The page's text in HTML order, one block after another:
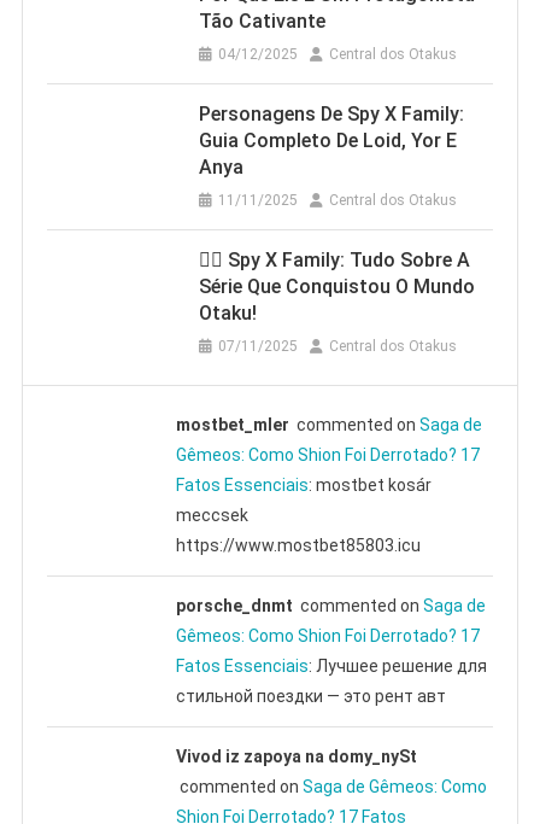
Tão Cativante
04/12/2025 Central dos Otakus
Personagens De Spy X Family:
Guia Completo De Loid, Yor E
Anya
11/11/2025 Central dos Otakus
🕵️‍♂️ Spy X Family: Tudo Sobre A
Série Que Conquistou O Mundo
Otaku!
07/11/2025 Central dos Otakus
mostbet_mler commented onSaga de
Gêmeos: Como Shion Foi Derrotado? 17
Fatos Essenciais: mostbet kosár
meccsek
https://www.mostbet85803.icu
porsche_dnmt commented onSaga de
Gêmeos: Como Shion Foi Derrotado? 17
Fatos Essenciais: Лучшее решение для
стильной поездки — это рент авт
Vivod iz zapoya na domy_nySt
commented onSaga de Gêmeos: Como
Shion Foi Derrotado? 17 Fatos